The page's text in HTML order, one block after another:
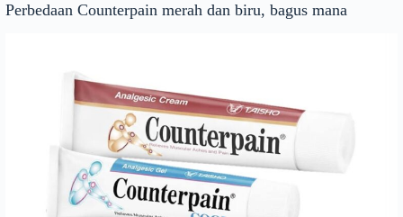
Perbedaan Counterpain merah dan biru, bagus mana